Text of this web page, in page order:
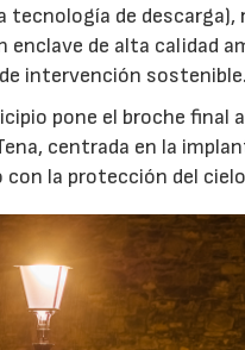
tecnología de
de alta calidad
intervención sostenible.
pone el broche final
centrada en la
con la protección del
07/07/2026